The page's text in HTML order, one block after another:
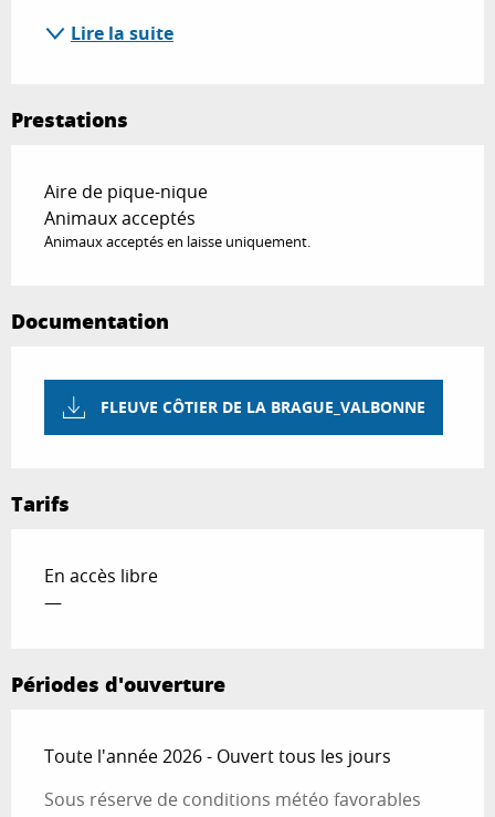
Lire la suite
Prestations
Aire de pique-nique
Animaux acceptés
Animaux acceptés en laisse uniquement.
Documentation
FLEUVE CÔTIER DE LA BRAGUE_VALBONNE
Tarifs
En accès libre
—
Périodes d'ouverture
Toute l'année 2026 - Ouvert tous les jours
Sous réserve de conditions météo favorables